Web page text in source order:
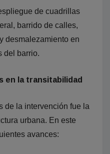
de cuadrillas
barrido de calles,
desmalezamiento en
del barrio.
en la transitabilidad
de la intervención fue la
urbana. En este
avances: